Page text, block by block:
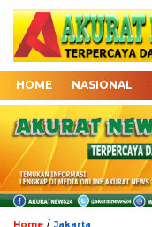
HOME NASIONAL
Home / Jakarta